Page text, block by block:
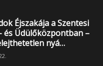
Éjszakája a Szentesi
és Üdülőközpontban –
nyá…